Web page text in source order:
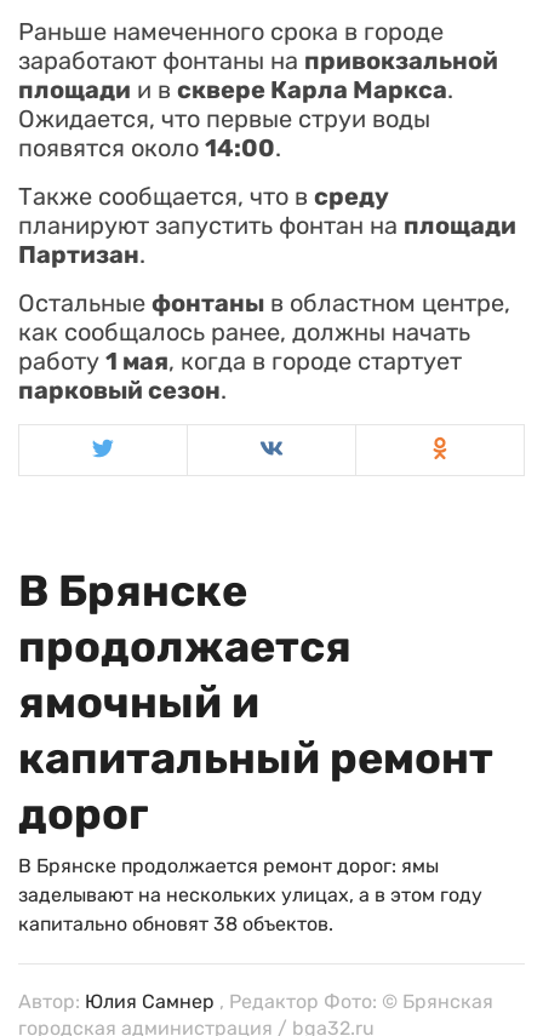
Раньше намеченного срока в городе
заработают фонтаны на привокзальной
площади и в сквере Карла Маркса.
Ожидается, что первые струи воды
появятся около 14:00.
Также сообщается, что в среду
планируют запустить фонтан на площади
Партизан.
Остальные фонтаны в областном центре,
как сообщалось ранее, должны начать
работу 1 мая, когда в городе стартует
парковый сезон.
В Брянске
продолжается
ямочный и
капитальный ремонт
дорог
В Брянске продолжается ремонт дорог: ямы
заделывают на нескольких улицах, а в этом году
капитально обновят 38 объектов.
Автор: Юлия Самнер , Редактор Фото: © Брянская
городская администрация / bga32.ru